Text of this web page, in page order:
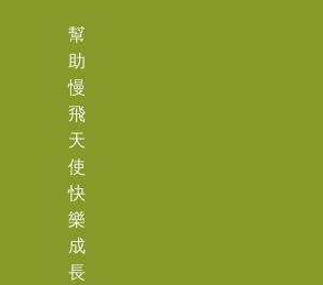
幫
助
慢
飛
天
使
快
樂
成
長